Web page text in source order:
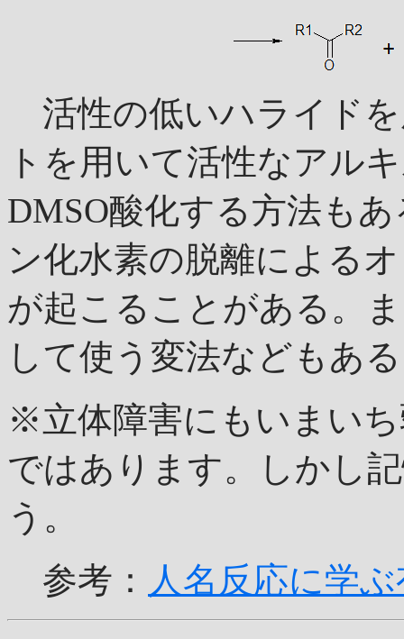
活性の低いハライド
トを用いて活性なアル
DMSO酸化する方法も
ン化水素の脱離による
が起こることがある。
して使う変法などもあ
※立体障害にもいまい
ではあります。しかし
う。
参考： 人名反応に学